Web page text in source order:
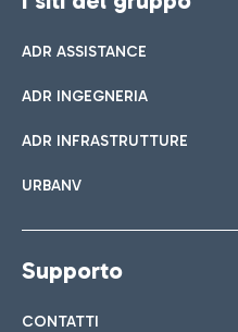
ADR ASSISTANCE
ADR INGEGNERIA
ADR INFRASTRUTTURE
URBANV
Supporto
CONTATTI